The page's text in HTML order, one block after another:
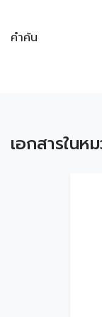
คำค้น
เอกสารในห